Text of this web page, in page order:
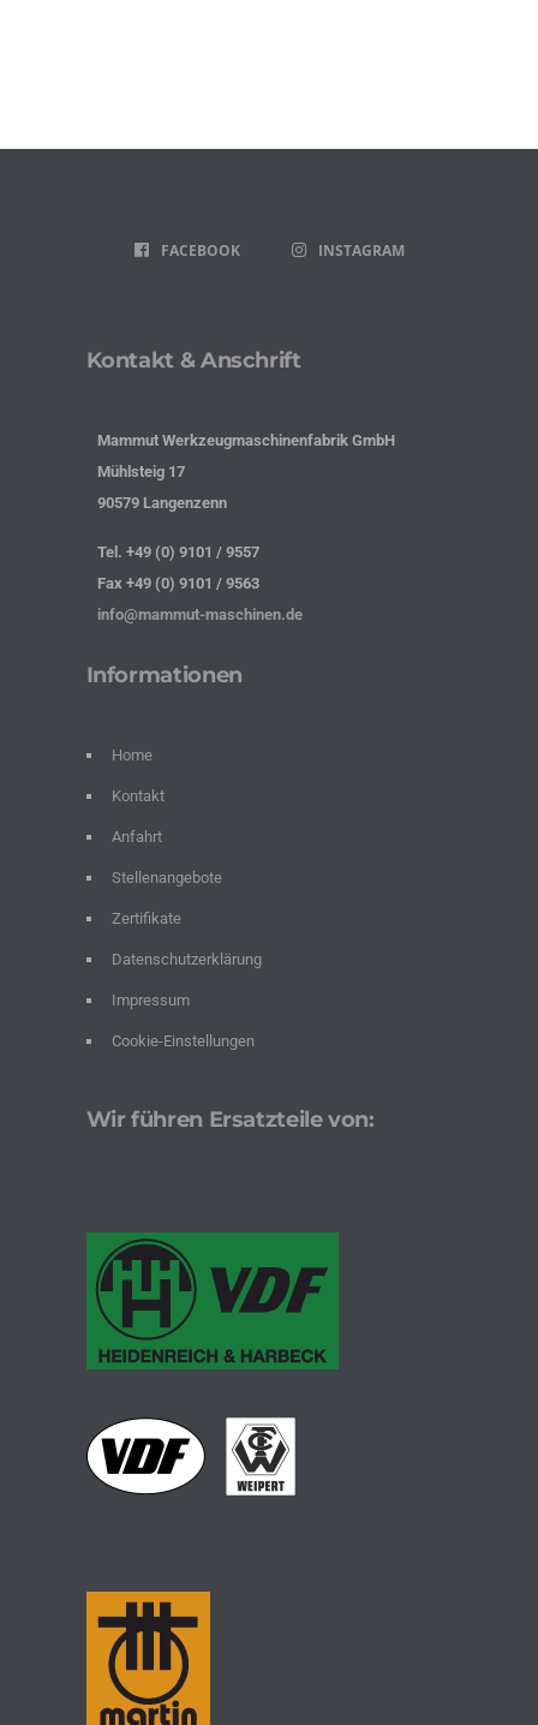
FACEBOOK INSTAGRAM
Kontakt & Anschrift
Mammut Werkzeugmaschinenfabrik GmbH
Mühlsteig 17
90579 Langenzenn
Tel. +49 (0) 9101 / 9557
Fax +49 (0) 9101 / 9563
info@mammut-maschinen.de
Informationen
Home
Kontakt
Anfahrt
Stellenangebote
Zertifikate
Datenschutzerklärung
Impressum
Cookie-Einstellungen
Wir führen Ersatzteile von: